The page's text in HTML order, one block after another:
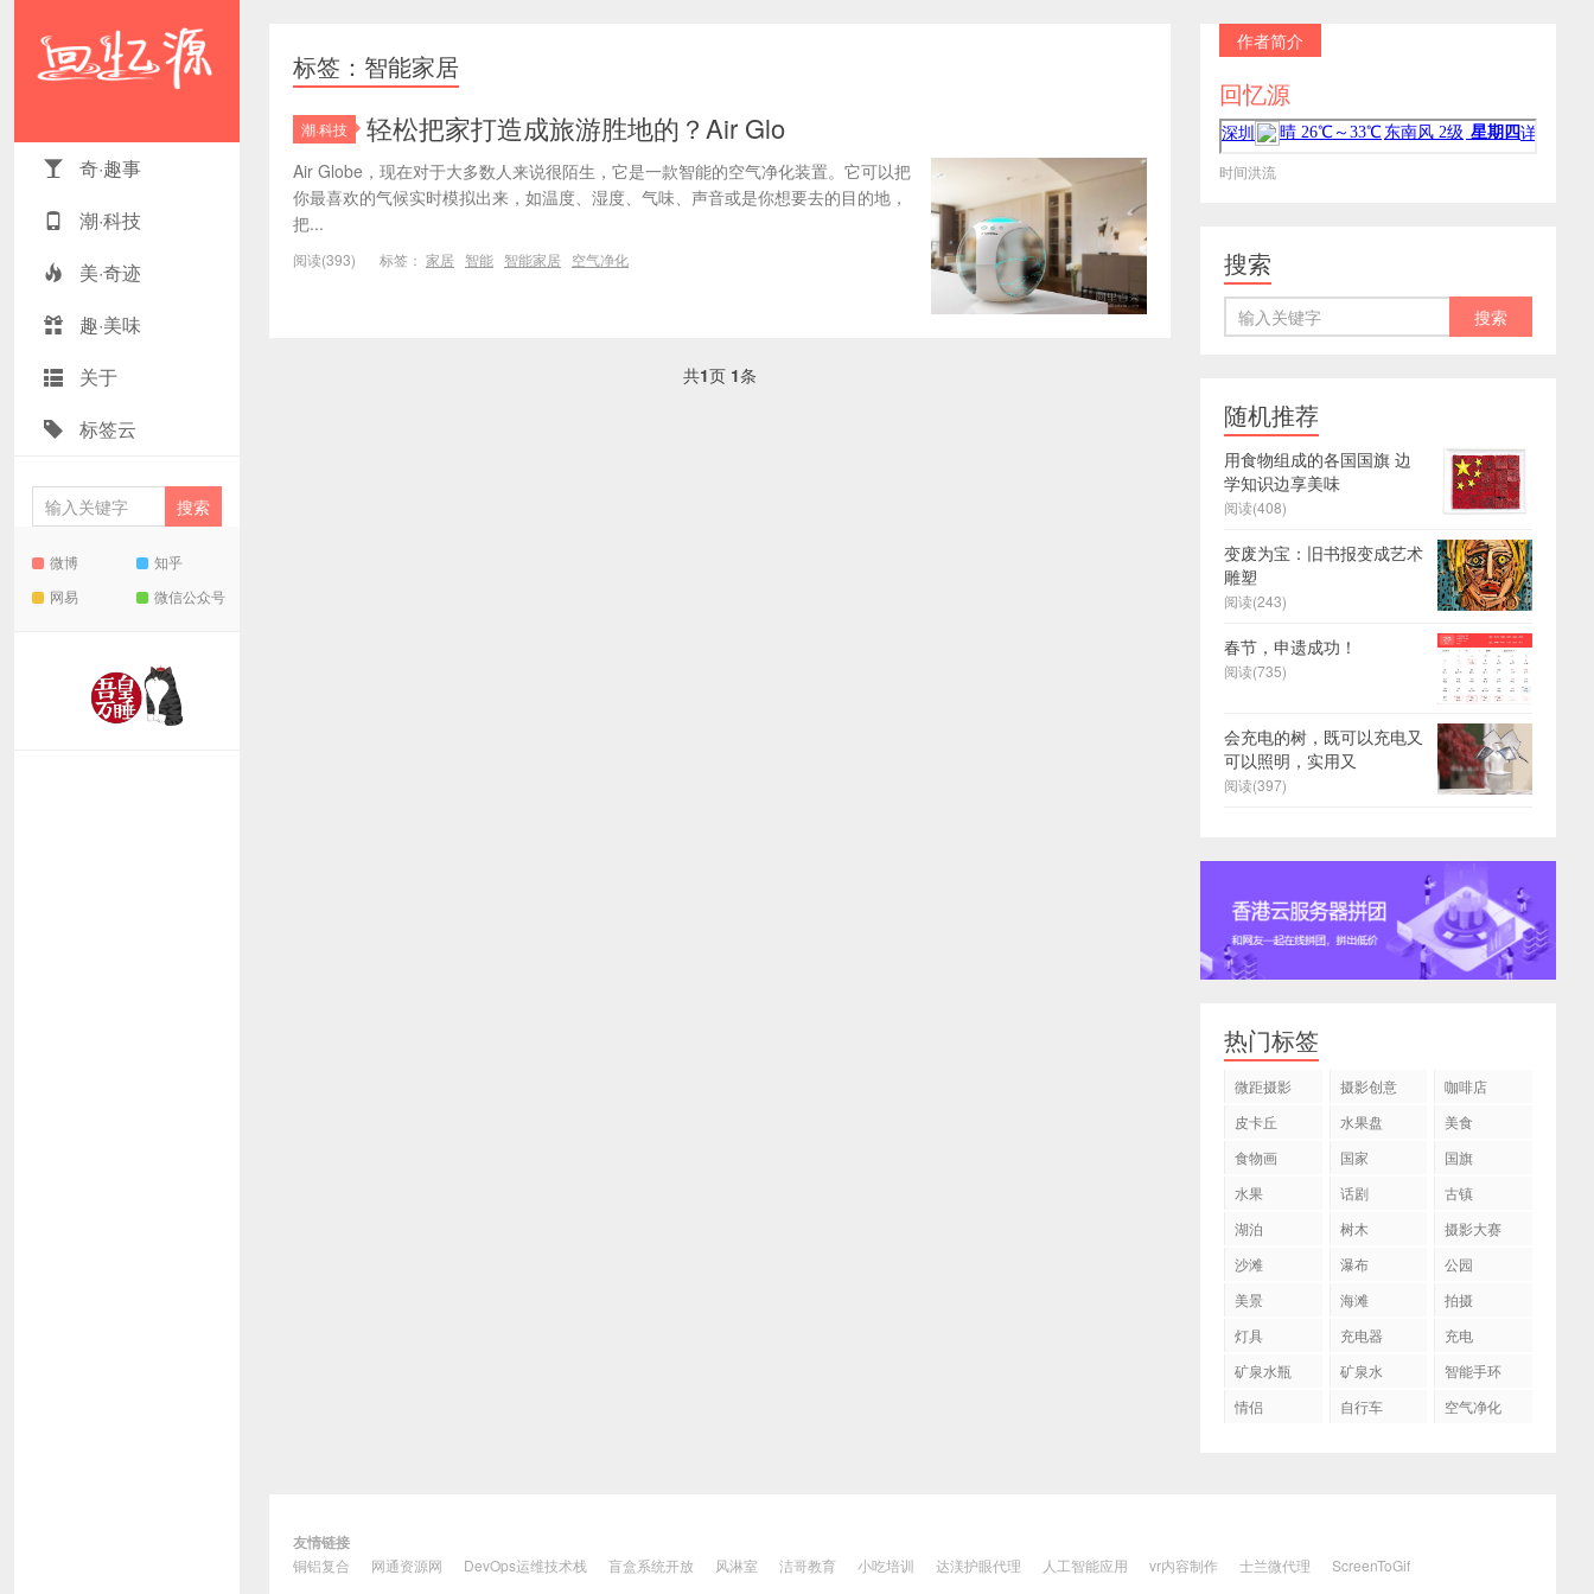
奇·趣事
潮·科技
美·奇迹
趣·美味
关于
标签云
微博
知乎
网易
微信公众号
标签：智能家居
潮·科技 轻松把家打造成旅游胜地的？Air Glo
Air Globe，现在对于大多数人来说很陌生，它是一款智能的空气净化装置。它可以把
你最喜欢的气候实时模拟出来，如温度、湿度、气味、声音或是你想要去的目的地，
把...
阅读(393) 标签： 家居 智能 智能家居 空气净化
共1页 1条
作者简介
回忆源
时间洪流
搜索
随机推荐
用食物组成的各国国旗 边
学知识边享美味
阅读(408)
变废为宝：旧书报变成艺术
雕塑
阅读(243)
春节，申遗成功！
阅读(735)
会充电的树，既可以充电又
可以照明，实用又
阅读(397)
热门标签
微距摄影 摄影创意
咖啡店
皮卡丘
水果盘
美食
食物画
国家
国旗
水果
话剧
古镇
湖泊
树木
摄影大赛
沙滩
瀑布
公园
美景
海滩
拍摄
灯具
充电器
充电
矿泉水瓶
矿泉水
智能手环
情侣
自行车 空气净化
友情链接
铜铝复合 网通资源网 DevOps运维技术栈 盲盒系统开放 风淋室 洁哥教育 小吃培训 达渼护眼代理 人工智能应用 vr内容制作 士兰微代理 ScreenToGif